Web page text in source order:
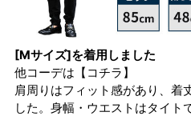
[Mサイズ]を着用しました
他コーデは 【コチラ】
肩周りはフィット感があり、着
した。身幅・ウエストはタイト